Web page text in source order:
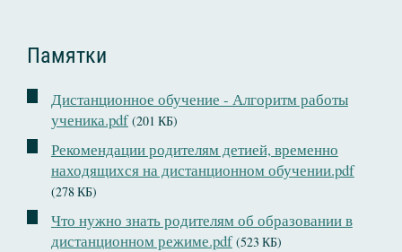
Памятки
Дистанционное обучение - Алгоритм работы
ученика.pdf (201 КБ)
Рекомендации родителям детией, временно
находящихся на дистанционном обучении.pdf
(278 КБ)
Что нужно знать родителям об образовании в
дистанционном режиме.pdf (523 КБ)